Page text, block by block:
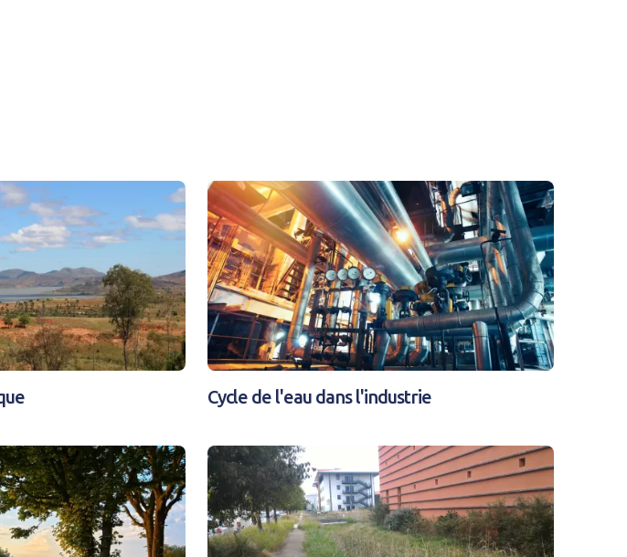
Cycle de l'eau dans l'industrie
/ cacher le mot de passe
CRÉER UN COMPTE